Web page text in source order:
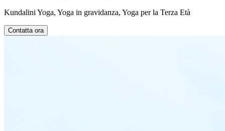
Kundalini Yoga, Yoga in gravidanza, Yoga per la Terza Età
Contatta ora